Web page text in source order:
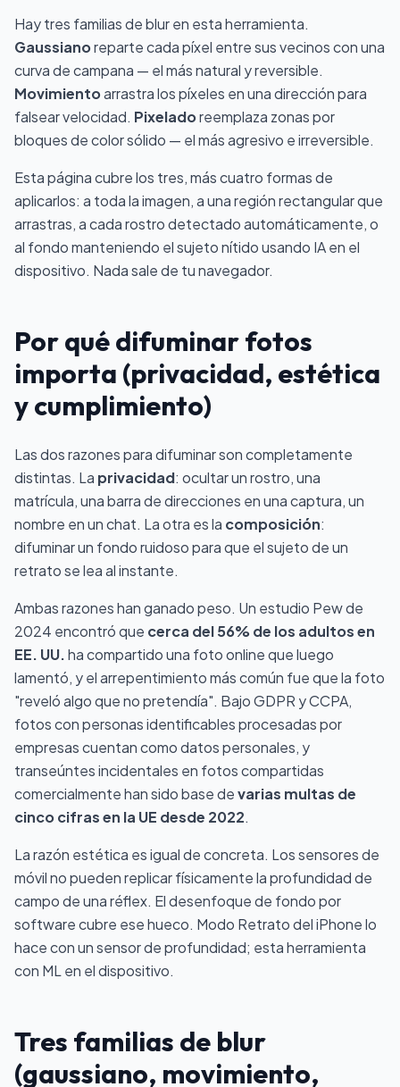
Hay tres familias de blur en esta herramienta.
Gaussianoreparte cada píxel entre sus vecinos con una
curva de campana — el más natural y reversible.
Movimientoarrastra los píxeles en una dirección para
falsear velocidad. Pixeladoreemplaza zonas por
bloques de color sólido — el más agresivo e irreversible.
Esta página cubre los tres, más cuatro formas de
aplicarlos: a toda la imagen, a una región rectangular que
arrastras, a cada rostro detectado automáticamente, o
al fondo manteniendo el sujeto nítido usando IA en el
dispositivo. Nada sale de tu navegador.
Por qué difuminar fotos
importa (privacidad, estética
y cumplimiento)
Las dos razones para difuminar son completamente
distintas. La privacidad: ocultar un rostro, una
matrícula, una barra de direcciones en una captura, un
nombre en un chat. La otra es la composición:
difuminar un fondo ruidoso para que el sujeto de un
retrato se lea al instante.
Ambas razones han ganado peso. Un estudio Pew de
2024 encontró que cerca del 56% de los adultos en
EE. UU.ha compartido una foto online que luego
lamentó, y el arrepentimiento más común fue que la foto
"reveló algo que no pretendía". Bajo GDPR y CCPA,
fotos con personas identificables procesadas por
empresas cuentan como datos personales, y
transeúntes incidentales en fotos compartidas
comercialmente han sido base devarias multas de
cinco cifras en la UE desde 2022.
La razón estética es igual de concreta. Los sensores de
móvil no pueden replicar físicamente la profundidad de
campo de una réflex. El desenfoque de fondo por
software cubre ese hueco. Modo Retrato del iPhone lo
hace con un sensor de profundidad; esta herramienta
con ML en el dispositivo.
Tres familias de blur
(gaussiano, movimiento,